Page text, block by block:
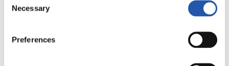
Selection
Necessary
Preferences
LALIGA